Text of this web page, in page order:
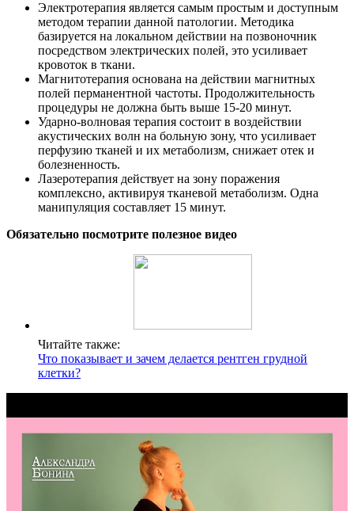
Электротерапия является самым простым и доступным
методом терапии данной патологии. Методика
базируется на локальном действии на позвоночник
посредством электрических полей, это усиливает
кровоток в ткани.
Магнитотерапия основана на действии магнитных
полей перманентной частоты. Продолжительность
процедуры не должна быть выше 15-20 минут.
Ударно-волновая терапия состоит в воздействии
акустических волн на больную зону, что усиливает
перфузию тканей и их метаболизм, снижает отек и
болезненность.
Лазеротерапия действует на зону поражения
комплексно, активируя тканевой метаболизм. Одна
манипуляция составляет 15 минут.
Обязательно посмотрите полезное видео
Читайте также:
Что показывает и зачем делается рентген грудной
клетки?